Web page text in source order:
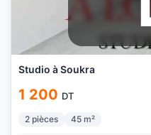
Studio à Soukra
1 200 DT
2 pièces 45 m²